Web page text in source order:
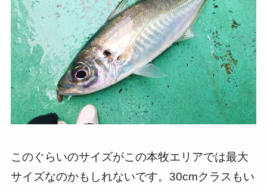
このぐらいのサイズがこの本牧エリアでは最大
サイズなのかもしれないです。30cmクラスもい